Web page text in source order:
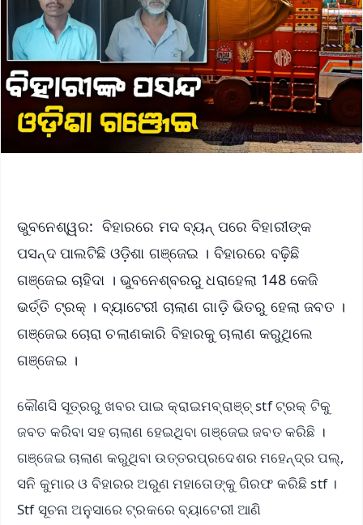
ଭୁବନେଶ୍ୱର: ବିହାରରେ ମଦ ବ୍ୟନ୍ ପରେ ବିହାରୀଙ୍କ
ପସନ୍ଦ ପାଲଟିଛି ଓଡ଼ିଶା ଗଞ୍ଜେଇ । ବିହାରରେ ବଢ଼ିଛି
ଗଞ୍ଜେଇ ଚାହିଦା । ଭୁବନେଶ୍ବରରୁ ଧରାହେଲା 148 କେଜି
ଭର୍ତ୍ତି ଟ୍ରକ୍ । ବ୍ୟାଟେରୀ ଚାଲାଣ ଗାଡ଼ି ଭିତରୁ ହେଲା ଜବତ ।
ଗଞ୍ଜେଇ ଚୋରା ଚଲାଣକାରି ବିହାରକୁ ଚାଲାଣ କରୁଥିଲେ
ଗଞ୍ଜେଇ ।
କୌଣସି ସୂତ୍ରରୁ ଖବର ପାଇ କ୍ରାଇମବ୍ରାଞ୍ଚ୍ stf ଟ୍ରକ୍ ଟିକୁ
ଜବତ କରିବା ସହ ଚାଲାଣ ହେଇଥିବା ଗଞ୍ଜେଇ ଜବତ କରିଛି ।
ଗଞ୍ଜେଇ ଚାଲାଣ କରୁଥିବା ଉତ୍ତରପ୍ରଦେଶର ମହେନ୍ଦ୍ର ପଲ୍,
ସନି କୁମାର ଓ ବିହାରର ଅରୁଣ ମହାତୋଙ୍କୁ ଗିରଫ କରିଛି stf ।
Stf ସୂଚନା ଅନୁସାରେ ଟ୍ରକରେ ବ୍ୟାଟେରୀ ଆଣି